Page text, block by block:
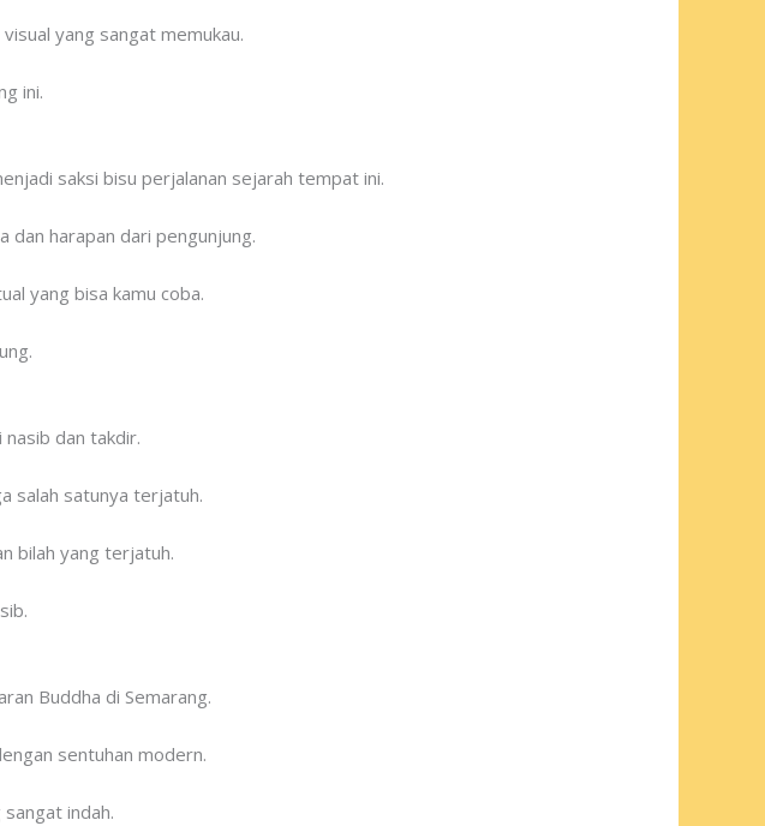
yang sangat memukau.
ini.
saksi bisu perjalanan sejarah tempat ini.
dan harapan dari pengunjung.
yang bisa kamu coba.
nasib dan takdir.
salah satunya terjatuh.
bilah yang terjatuh.
Buddha di Semarang.
sentuhan modern.
indah.